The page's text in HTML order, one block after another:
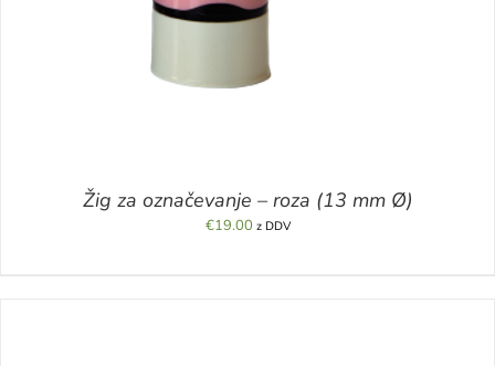
Žig za označevanje – roza (13 mm Ø)
€19.00 z DDV